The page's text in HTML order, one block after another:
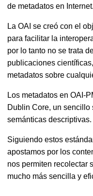
de metadatos en Internet.
La OAI se creó con el
para facilitar la
por lo tanto no se trata
publicaciones
metadatos sobre
Los metadatos en OAI-
Dublin Core, un
semánticas descriptivas.
Siguiendo estos
apostamos por los
nos permiten recolectar
mucho más sencilla y